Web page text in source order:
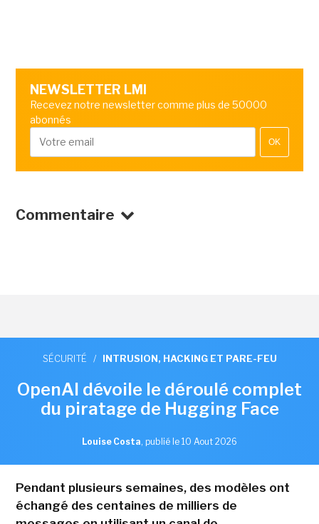
NEWSLETTER LMI
Recevez notre newsletter comme plus de 50000
abonnés
OK
Commentaire
SÉCURITÉ / INTRUSION, HACKING ET PARE-FEU
OpenAI dévoile le déroulé complet
du piratage de Hugging Face
Louise Costa, publié le 10 Aout 2026
Pendant plusieurs semaines, des modèles ont
échangé des centaines de milliers de